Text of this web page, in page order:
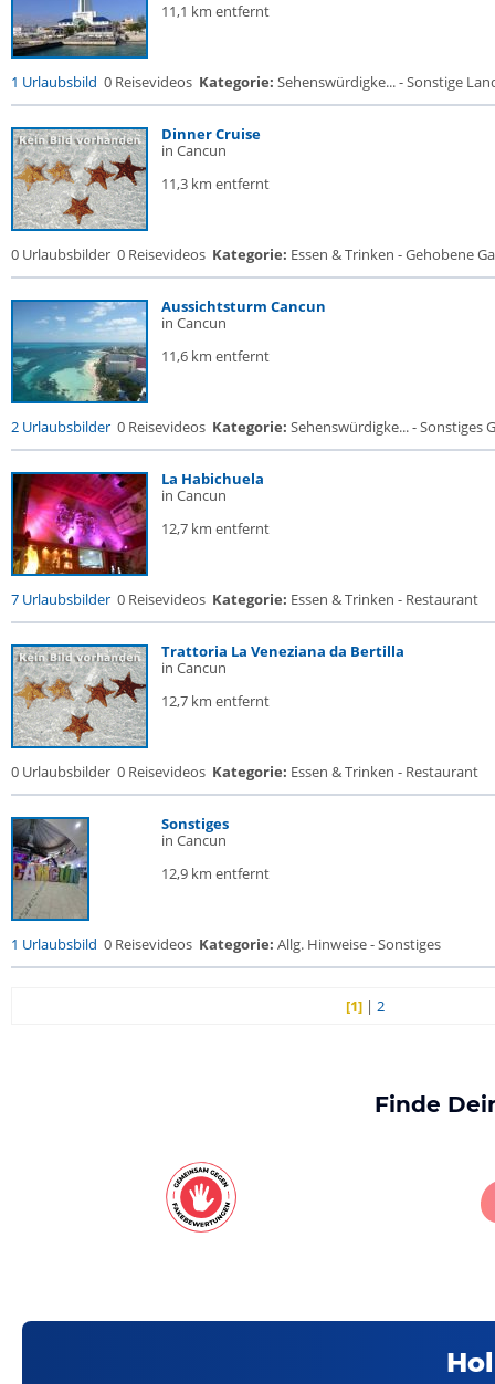
11,1 km entfernt
1 Urlaubsbild 0 Reisevideos Kategorie: Sehenswürdigke... - Sonstige
Dinner Cruise
in Cancun
11,3 km entfernt
0 Urlaubsbilder 0 Reisevideos Kategorie: Essen & Trinken - Gehobene
Aussichtsturm Cancun
in Cancun
11,6 km entfernt
2 Urlaubsbilder 0 Reisevideos Kategorie: Sehenswürdigke... - Sonstiges
La Habichuela
in Cancun
12,7 km entfernt
7 Urlaubsbilder 0 Reisevideos Kategorie: Essen & Trinken - Restaurant
Trattoria La Veneziana da Bertilla
in Cancun
12,7 km entfernt
0 Urlaubsbilder 0 Reisevideos Kategorie: Essen & Trinken - Restaurant
Sonstiges
in Cancun
12,9 km entfernt
1 Urlaubsbild 0 Reisevideos Kategorie: Allg. Hinweise - Sonstiges
[1] |2
Finde